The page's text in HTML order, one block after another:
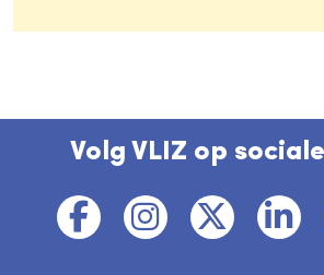
Volg VLIZ op